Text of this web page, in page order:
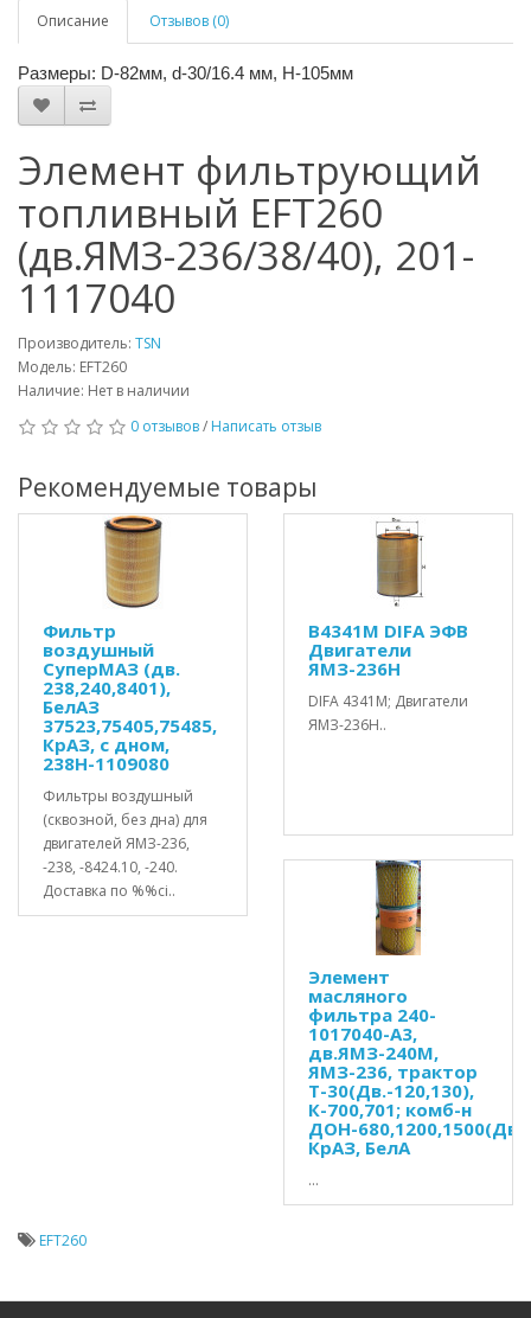
Описание Отзывов (0)
Размеры: D-82мм, d-30/16.4 мм, H-105мм
Элемент фильтрующий
топливный EFT260
(дв.ЯМЗ-236/38/40), 201-
1117040
Производитель: TSN
Модель: EFT260
Наличие: Нет в наличии
0 отзывов/ Написать отзыв
Рекомендуемые товары
Фильтр
воздушный
СуперМАЗ (дв.
238,240,8401),
БелАЗ
37523,75405,75485,
КрАЗ, с дном,
238Н-1109080
Фильтры воздушный
(сквозной, без дна) для
двигателей ЯМЗ-236,
-238, -8424.10, -240.
Доставка по %%ci..
В4341М DIFA ЭФВ
Двигатели
ЯМЗ-236Н
DIFA 4341М; Двигатели
ЯМЗ-236Н..
Элемент
масляного
фильтра 240-
1017040-А3,
дв.ЯМЗ-240М,
ЯМЗ-236, трактор
Т-30(Дв.-120,130),
К-700,701; комб-н
ДОН-
КрАЗ, БелА
...
EFT260